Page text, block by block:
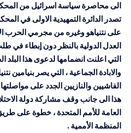
الى محاصرة سياسة اسرائيل من
تصدر الدائرة التمهيدية الاولى في
على نتنياهو وغيره من مجرمي الحرب
العدل الدولية بالنظر دون إبطاء في
التي اعلنت انضمامها لدعوى هذا
والابادة الجماعية ، التي يصر بنيامين
الفاشيين والنازيين الجدد على
هذا الى جانب وقف مشاركة دولة
العامة للأمم المتحدة ، خطوة على
المنظمة الأممية .